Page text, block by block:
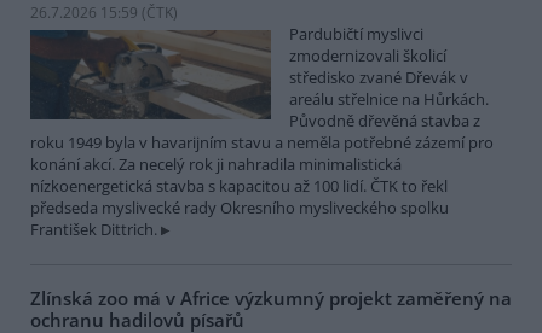
26.7.2026 15:59 (ČTK)
Pardubičtí myslivci
zmodernizovali školicí
středisko zvané Dřevák v
areálu střelnice na Hůrkách.
Původně dřevěná stavba z
roku 1949 byla v havarijním stavu a neměla potřebné zázemí pro
konání akcí. Za necelý rok ji nahradila minimalistická
nízkoenergetická stavba s kapacitou až 100 lidí. ČTK to řekl
předseda myslivecké rady Okresního mysliveckého spolku
František Dittrich.
Zlínská zoo má v Africe výzkumný projekt zaměřený na
ochranu hadilovů písařů